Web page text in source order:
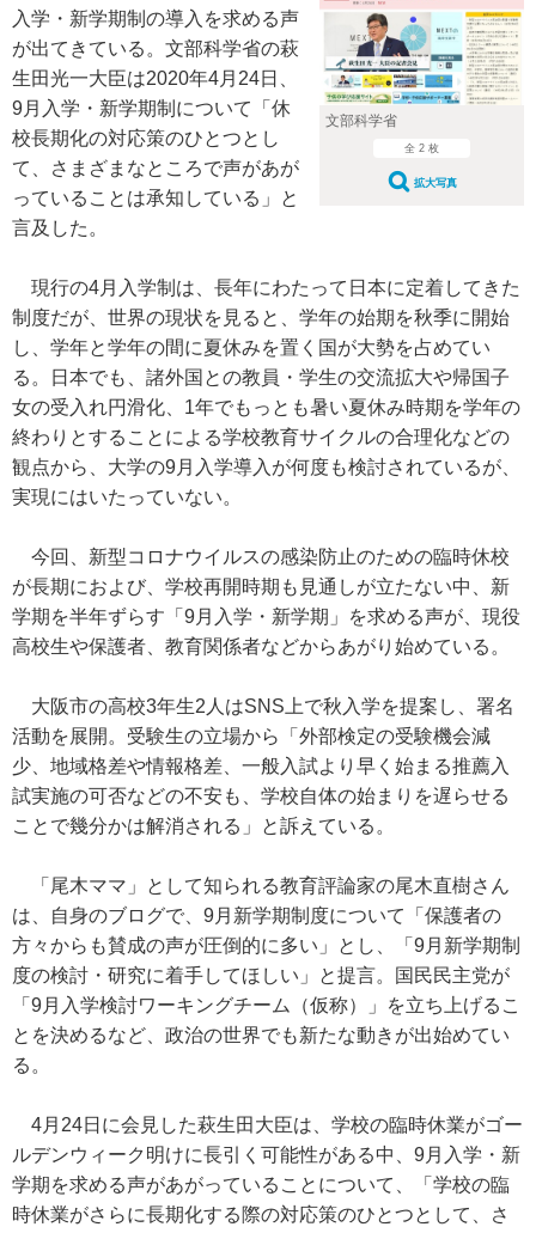
文部科学省
全 2 枚
拡大写真
入学・新学期制の導入を求める声
が出てきている。文部科学省の萩
生田光一大臣は2020年4月24日、
9月入学・新学期制について「休
校長期化の対応策のひとつとし
て、さまざまなところで声があが
っていることは承知している」と
言及した。
現行の4月入学制は、長年にわたって日本に定着してきた
制度だが、世界の現状を見ると、学年の始期を秋季に開始
し、学年と学年の間に夏休みを置く国が大勢を占めてい
る。日本でも、諸外国との教員・学生の交流拡大や帰国子
女の受入れ円滑化、1年でもっとも暑い夏休み時期を学年の
終わりとすることによる学校教育サイクルの合理化などの
観点から、大学の9月入学導入が何度も検討されているが、
実現にはいたっていない。
今回、新型コロナウイルスの感染防止のための臨時休校
が長期におよび、学校再開時期も見通しが立たない中、新
学期を半年ずらす「9月入学・新学期」を求める声が、現役
高校生や保護者、教育関係者などからあがり始めている。
大阪市の高校3年生2人はSNS上で秋入学を提案し、署名
活動を展開。受験生の立場から「外部検定の受験機会減
少、地域格差や情報格差、一般入試より早く始まる推薦入
試実施の可否などの不安も、学校自体の始まりを遅らせる
ことで幾分かは解消される」と訴えている。
「尾木ママ」として知られる教育評論家の尾木直樹さん
は、自身のブログで、9月新学期制度について「保護者の
方々からも賛成の声が圧倒的に多い」とし、「9月新学期制
度の検討・研究に着手してほしい」と提言。国民民主党が
「9月入学検討ワーキングチーム（仮称）」を立ち上げるこ
とを決めるなど、政治の世界でも新たな動きが出始めてい
る。
4月24日に会見した萩生田大臣は、学校の臨時休業がゴー
ルデンウィーク明けに長引く可能性がある中、9月入学・新
学期を求める声があがっていることについて、「学校の臨
時休業がさらに長期化する際の対応策のひとつとして、さ